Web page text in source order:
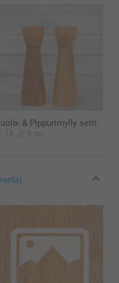
& Pippurimylly setti
18 6 cm